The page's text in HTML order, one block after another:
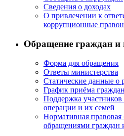
Сведения о доходах
О привлечении к
коррупционные
Обращение граждан
Форма для обращения
Ответы министерства
Статические данные о
График приёма граждан
Поддержка
операции и их семей
Нормативная правовая
обращениями граждан